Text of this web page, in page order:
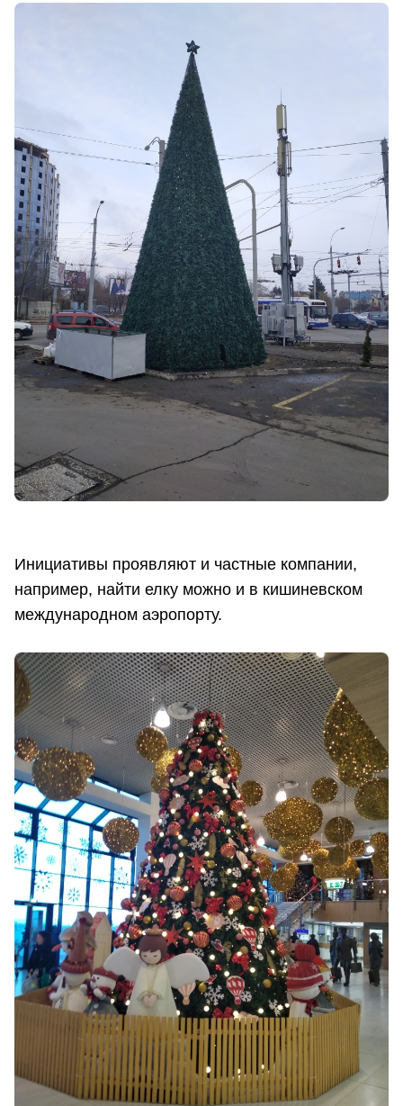
Инициативы проявляют и частные компании,
например, найти елку можно и в кишиневском
международном аэропорту.